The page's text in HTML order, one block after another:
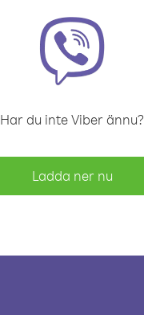
Har du inte Viber ännu?
Ladda ner nu